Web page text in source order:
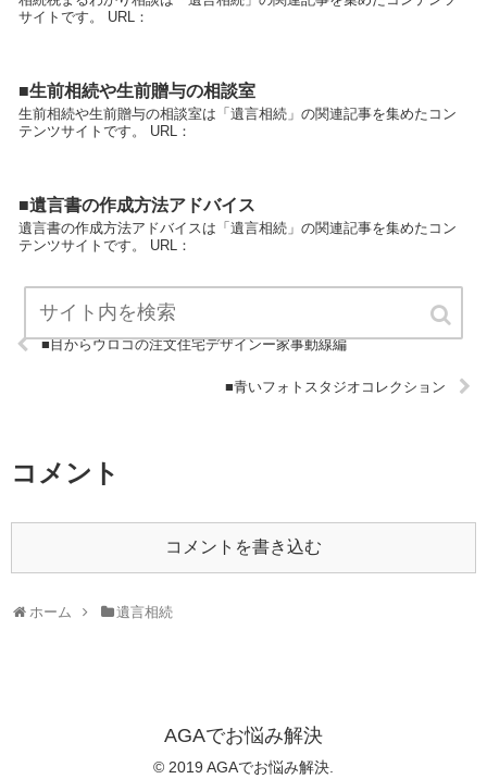
サイトです。 URL：
■生前相続や生前贈与の相談室
生前相続や生前贈与の相談室は「遺言相続」の関連記事を集めたコン
テンツサイトです。 URL：
■遺言書の作成方法アドバイス
遺言書の作成方法アドバイスは「遺言相続」の関連記事を集めたコン
テンツサイトです。 URL：
■目からウロコの注文住宅デザインー家事動線編
■青いフォトスタジオコレクション
コメント
コメントを書き込む
ホーム 遺言相続
AGAでお悩み解決
© 2019 AGAでお悩み解決.